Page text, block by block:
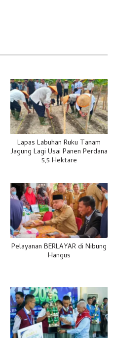
Lapas Labuhan Ruku Tanam
Jagung Lagi Usai Panen Perdana
5,5 Hektare
Pelayanan BERLAYAR di Nibung
Hangus